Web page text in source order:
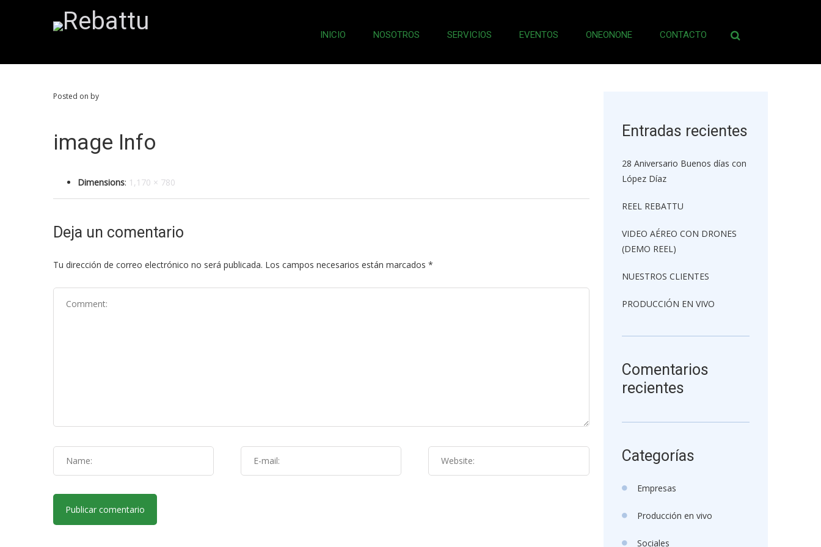
INICIO NOSOTROS SERVICIOS EVENTOS ONEONONE CONTACTO
Buscar:
Posted on by
image Info
Dimensions: 1,170 × 780
Deja un comentario
Tu dirección de correo electrónico no será publicada. Los campos necesarios están marcados *
Entradas recientes
28 Aniversario Buenos días con
López Díaz
REEL REBATTU
VIDEO AÉREO CON DRONES
(DEMO REEL)
NUESTROS CLIENTES
PRODUCCIÓN EN VIVO
Comentarios
recientes
Categorías
Empresas
Producción en vivo
Sociales